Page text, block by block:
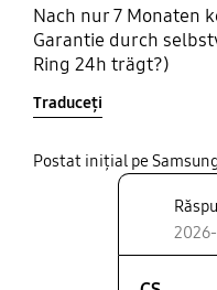
Nach nur 7 Monaten
Garantie durch
Ring 24h trägt?)
Traduceți
Postat inițial pe